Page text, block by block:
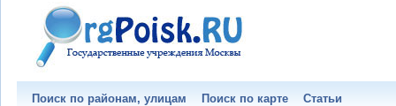
Поиск по районам, улицам Поиск по карте Статьи